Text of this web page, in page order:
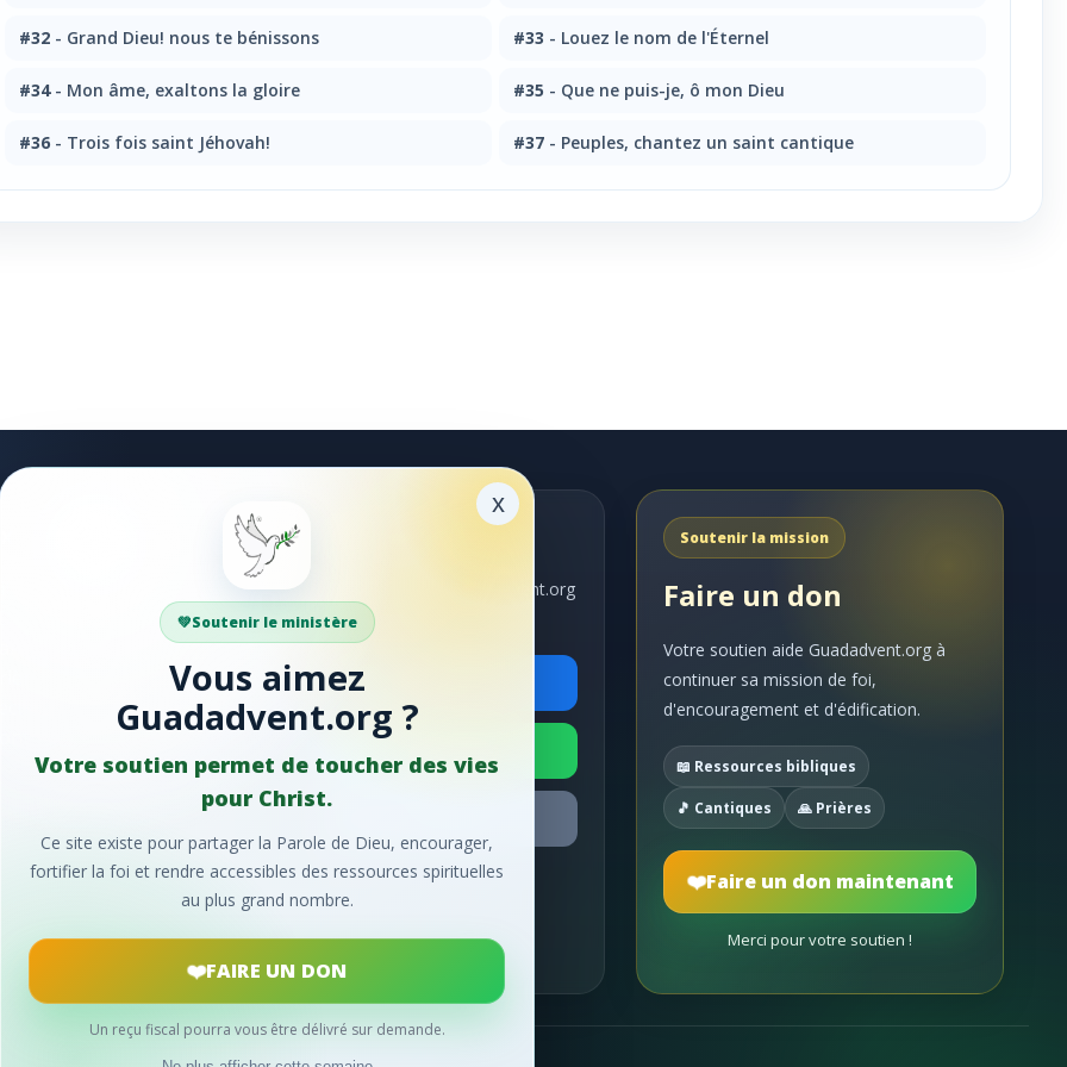
#32 - Grand Dieu! nous te bénissons #33 - Louez le nom de l'Éternel
#34- Mon âme, exaltons la gloire #35 - Que ne puis-je, ô mon Dieu
#36 - Trois fois saint Jéhovah! #37 - Peuples, chantez un saint cantique
locales
Faites découvrir Guadadvent.org
à vos proches.
Soutenir la mission
Faire un don
Votre soutien aide Guadadvent.org à
continuer sa mission de foi,
d'encouragement et d'édification.
📖 Ressources bibliques
🎵 Cantiques 🙏 Prières
❤️Faire un don maintenant
Merci pour votre soutien !
Guadadvent.org® Tous droits réservés
x
Soutenir le ministère
Vous aimez
Guadadvent.org ?
Votre soutien permet de toucher des vies
pour Christ.
Ce site existe pour partager la Parole de Dieu, encourager,
fortifier la foi et rendre accessibles des ressources spirituelles
au plus grand nombre.
FAIRE UN DON
Un reçu fiscal pourra vous être délivré sur demande.